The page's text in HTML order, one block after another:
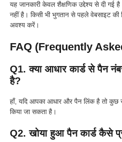
यह जानकारी केवल शैक्षणिक उद्देश्य से दी गई
नहीं है। किसी भी भुगतान से पहले वेबसाइट की
अवश्य करें।
FAQ (Frequently
Q1. क्या आधार कार्ड से पैन
है?
हाँ, यदि आपका आधार और पैन लिंक है तो कुछ
किया जा सकता है।
Q2. खोया हुआ पैन कार्ड कैसे